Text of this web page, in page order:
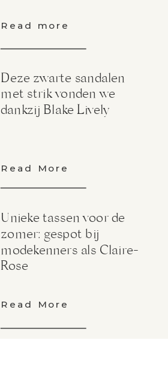
Read more
Read More
Deze zwarte sandalen
met strik vonden we
dankzij Blake Lively
Read More
Unieke tassen voor de
zomer: gespot bij
modekenners als Claire-
Rose